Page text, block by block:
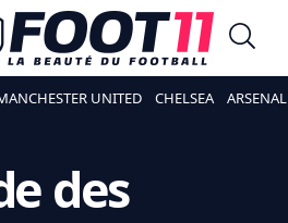
UNITED CHELSEA ARSENAL
des